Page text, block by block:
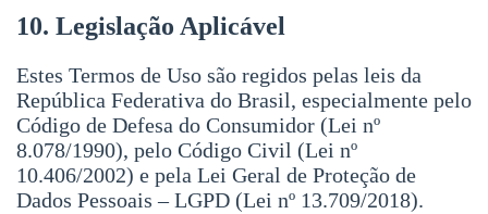
10. Legislação Aplicável
Estes Termos de Uso são regidos pelas leis da
República Federativa do Brasil, especialmente pelo
Código de Defesa do Consumidor (Lei nº
8.078/1990), pelo Código Civil (Lei nº
10.406/2002) e pela Lei Geral de Proteção de
Dados Pessoais – LGPD (Lei nº 13.709/2018).